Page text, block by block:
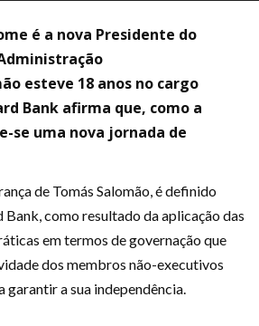
é a nova Presidente do
esteve 18 anos no cargo
Bank afirma que, como a
se uma nova jornada de
de Tomás Salomão, é definido
como resultado da aplicação das
em termos de governação que
dos membros não-executivos
garantir a sua independência.